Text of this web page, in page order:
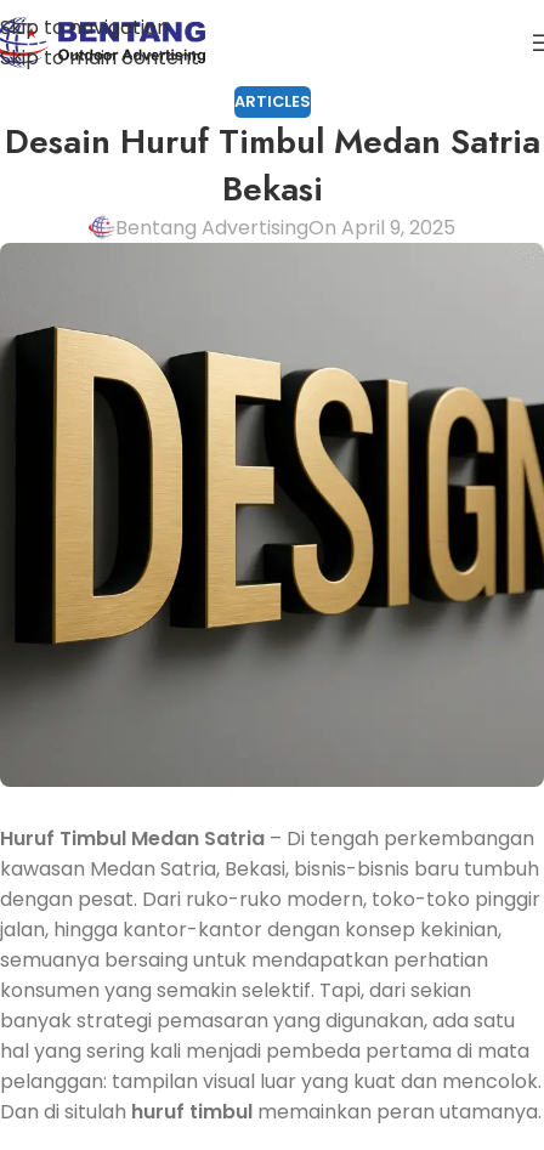
Skip to navigation
Skip to main content
ARTICLES
Desain Huruf Timbul Medan Satria
Bekasi
Bentang AdvertisingOn April 9, 2025
Huruf Timbul Medan Satria – Di tengah perkembangan
kawasan Medan Satria, Bekasi, bisnis-bisnis baru tumbuh
dengan pesat. Dari ruko-ruko modern, toko-toko pinggir
jalan, hingga kantor-kantor dengan konsep kekinian,
semuanya bersaing untuk mendapatkan perhatian
konsumen yang semakin selektif. Tapi, dari sekian
banyak strategi pemasaran yang digunakan, ada satu
hal yang sering kali menjadi pembeda pertama di mata
pelanggan: tampilan visual luar yang kuat dan mencolok.
Dan di situlah huruf timbul memainkan peran utamanya.